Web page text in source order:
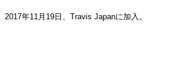
2017年11月19日、Travis Japanに加入。